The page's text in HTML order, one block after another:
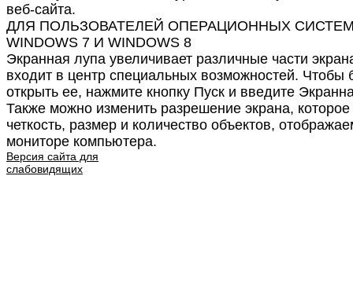
веб-сайта.
ДЛЯ ПОЛЬЗОВАТЕЛЕЙ ОПЕРАЦИОННЫХ
WINDOWS 7 И WINDOWS 8
Экранная лупа увеличивает различные части
входит в центр специальных возможностей. Чтобы
открыть ее, нажмите кнопку Пуск и введите
Также можно изменить разрешение экрана,
четкость, размер и количество объектов,
мониторе компьютера.
Версия сайта для
слабовидящих